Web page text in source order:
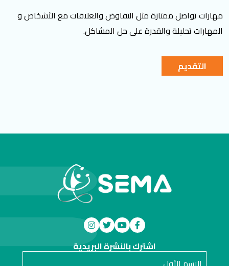
مهارات تواصل ممتازة مثل التفاوض والعلاقات مع الأشخاص و
المهارات تحليلة والقدرة على حل المشاكل.
التقديم
اشترك بالنشرة البريدية